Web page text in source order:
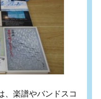
、楽譜やバンドスコ